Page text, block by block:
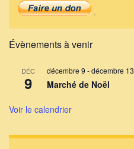
Évènements à venir
DÉC
9
décembre 9 -décembre 13
Marché de Noël
Voir le calendrier